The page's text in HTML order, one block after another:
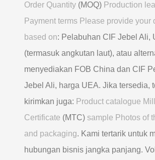
Order Quantity (MOQ) Production
Payment terms Please provide your
based on: Pelabuhan CIF Jebel Ali,
(termasuk angkutan laut), atau
menyediakan FOB China dan CIF
Jebel Ali, harga UEA. Jika tersedia,
kirimkan juga: Product catalogue
Certificate (MTC) sample Photos of
and packaging. Kami tertarik untuk
hubungan bisnis jangka panjang.